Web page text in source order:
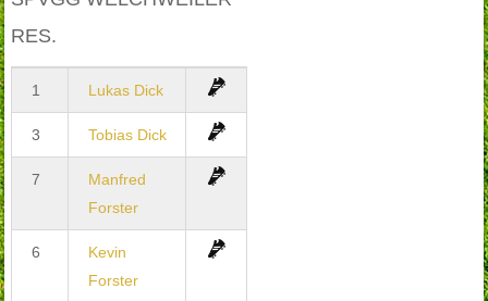
RES.
1 Lukas Dick
3 Tobias Dick
7
Manfred
Forster
6
Kevin
Forster